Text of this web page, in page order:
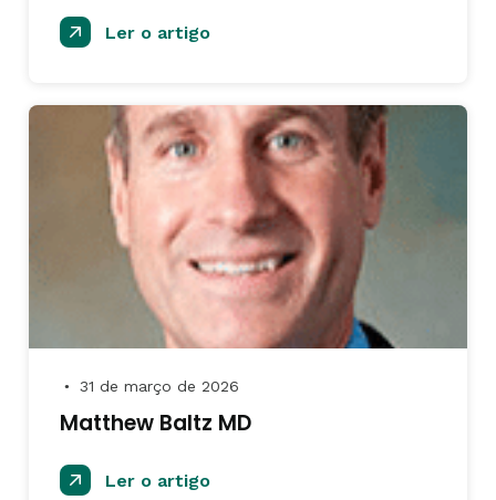
Ler o artigo
● 31 de março de 2026
Matthew Baltz MD
Ler o artigo